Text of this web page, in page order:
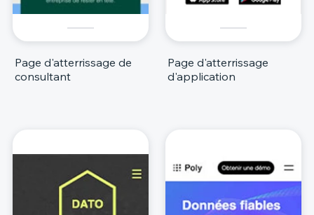
Page d'atterrissage de
consultant
Page d'atterrissage
d'application